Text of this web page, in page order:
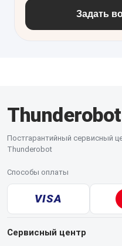
Задать
Thunderobot
Постгарантийный сервисный
Thunderobot
Способы оплаты
VISA
Сервисный центр